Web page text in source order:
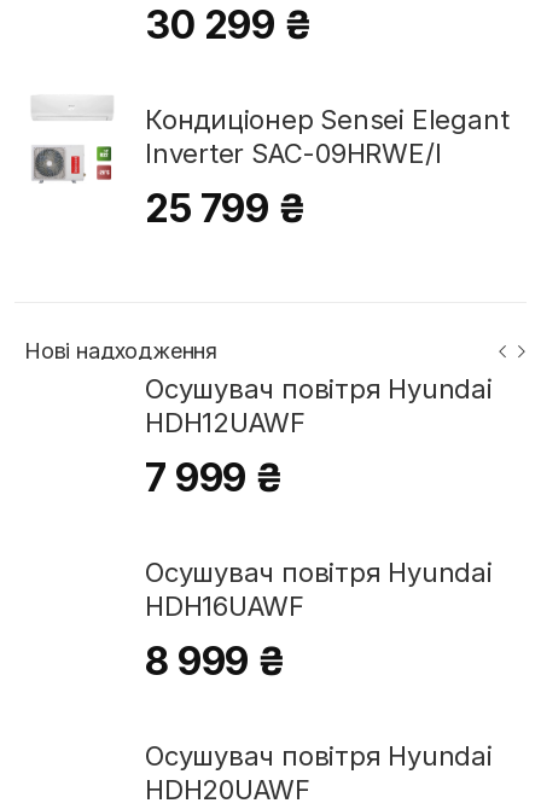
30 299 ₴
Кондиціонер Sensei Elegant
Inverter SAC-09HRWE/I
25 799 ₴
Нові надходження
Осушувач повітря Hyundai
HDH12UAWF
7 999 ₴
Осушувач повітря Hyundai
HDH16UAWF
8 999 ₴
Осушувач повітря Hyundai
HDH20UAWF